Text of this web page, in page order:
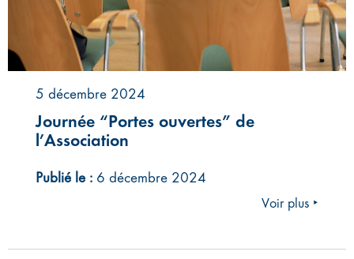
5 décembre 2024
Journée “Portes ouvertes” de
l’Association
Publié le : 6 décembre 2024
Voir plus ‣